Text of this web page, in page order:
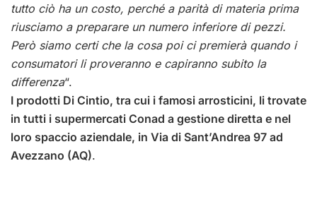
tutto ciò ha un costo, perché a parità di materia prima
riusciamo a preparare un numero inferiore di pezzi.
Però siamo certi che la cosa poi ci premierà quando i
consumatori li proveranno e capiranno subito la
differenza“.
I prodotti Di Cintio, tra cui i famosi arrosticini, li trovate
in tutti i supermercati Conad a gestione diretta e nel
loro spaccio aziendale, in Via di Sant’Andrea 97 ad
Avezzano (AQ).